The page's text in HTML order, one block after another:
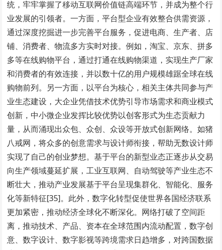
统，牢牢掌握了移动互联网价值链高端环节，并成为整个行
业发展的引领者。一方面，平台型企业有效整合供需资源，
通过深度挖掘进一步完善平台服务，促进电商、生产者、店
铺、消费者、物流多方实时对接。例如，淘宝、京东、拼多
多等在线购物平台，通过打通在线购物渠道，实现生产厂家
和消费者的有效连接，并以数十亿的用户规模雄踞全球在线
购物前列。另一方面，以平台为核心，相关主体共同参与产
业生态建设，大企业凭借技术优势引导市场需求和商业模式
创新，中小微企业发挥比较优势以创客形式为生态贡献力
量，从而涌现出众包、众创、众设等开放式创新网络。如猪
八戒网，将众多的创意需求与设计师衔接，帮助无数设计师
实现了自己的创业梦想。基于平台的新型业态正逐步从交易
向生产领域蔓延扩展，工业互联网、自动驾驶等产业生态不
断壮大，推动产业发展基于平台呈现集群化、智能化、服务
化等新特征[35]。此外，数字化转型促使世界各国经济联系
更加紧密，推动经济全球化不断深化。网络打破了空间距
离，推动技术、产品、资本在全球范围内流动配置，数字创
意、数字设计、数字影视等跨境需求日趋增多，对跨国数据